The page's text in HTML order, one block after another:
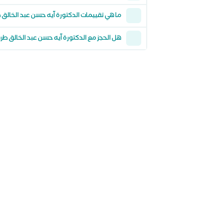
ما هي تقييمات الدكتورة آيه حسن عبد
هل الحجز مع الدكتورة آيه حسن عبد الخالق